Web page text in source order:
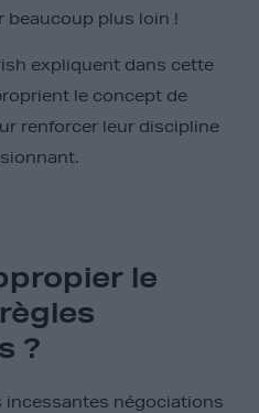
beaucoup plus loin !
expliquent dans cette
le concept de
renforcer leur discipline
le
?
incessantes négociations